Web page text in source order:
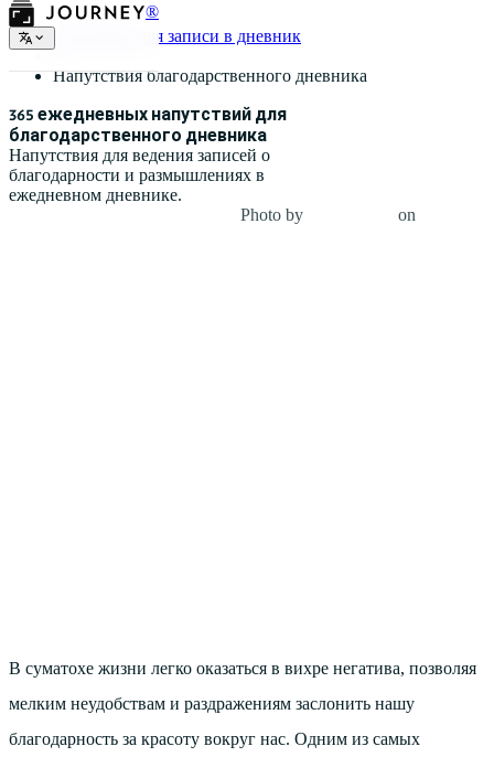
®
Подсказки для записи в дневник
Напутствия благодарственного дневника
365 ежедневных напутствий для
благодарственного дневника
Напутствия для ведения записей о
благодарности и размышлениях в
ежедневном дневнике.
Photo by
on
В суматохе жизни легко оказаться в вихре негатива, позволяя
мелким неудобствам и раздражениям заслонить нашу
благодарность за красоту вокруг нас. Одним из самых